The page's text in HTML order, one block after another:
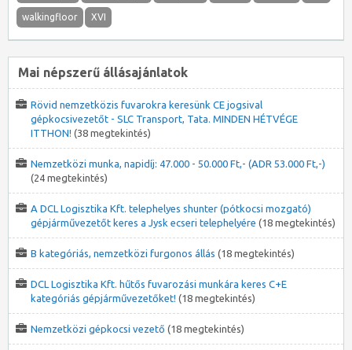
walkingfloor XVI
Mai népszerű állásajánlatok
Rövid nemzetközis fuvarokra keresünk CE jogsival
gépkocsivezetőt - SLC Transport, Tata. MINDEN HÉTVÉGE
ITTHON! (38 megtekintés)
Nemzetközi munka, napidíj: 47.000 - 50.000 Ft,- (ADR 53.000 Ft,-)
(24 megtekintés)
A DCL Logisztika Kft. telephelyes shunter (pótkocsi mozgató)
gépjárművezetőt keres a Jysk ecseri telephelyére (18 megtekintés)
B kategóriás, nemzetközi furgonos állás (18 megtekintés)
DCL Logisztika Kft. hűtős fuvarozási munkára keres C+E
kategóriás gépjárművezetőket! (18 megtekintés)
Nemzetközi gépkocsi vezető (18 megtekintés)